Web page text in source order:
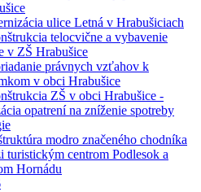
ulice Letná v Hrabušiciach
telocvične a vybavenie
v ZŠ Hrabušice
právnych vzťahov k
v obci Hrabušice
ZŠ v obci Hrabušice -
opatrení na zníženie spotreby
modro značeného chodníka
turistickým centrom Podlesok a
Hornádu